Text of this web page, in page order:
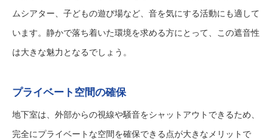
ムシアター、子どもの遊び場など、音を気にする活動にも適して
います。静かで落ち着いた環境を求める方にとって、この遮音性
は大きな魅力となるでしょう。
プライベート空間の確保
地下室は、外部からの視線や騒音をシャットアウトできるため、
完全にプライベートな空間を確保できる点が大きなメリットで